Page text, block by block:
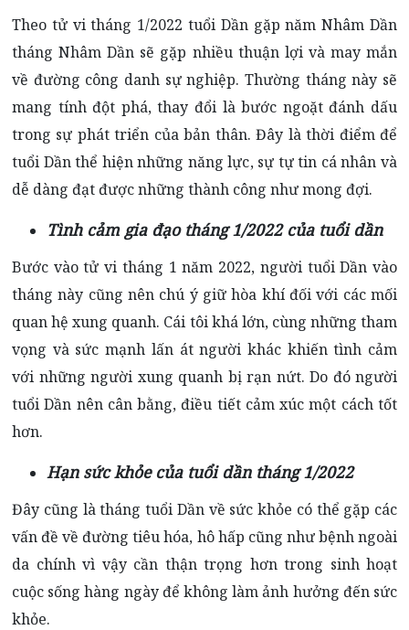
Theo tử vi tháng 1/2022 tuổi Dần gặp năm Nhâm Dần
tháng Nhâm Dần sẽ gặp nhiều thuận lợi và may mắn
về đường công danh sự nghiệp. Thường tháng này sẽ
mang tính đột phá, thay đổi là bước ngoặt đánh dấu
trong sự phát triển của bản thân. Đây là thời điểm để
tuổi Dần thể hiện những năng lực, sự tự tin cá nhân và
dễ dàng đạt được những thành công như mong đợi.
Tình cảm gia đạo tháng 1/2022 của tuổi dần
Bước vào tử vi tháng 1 năm 2022, người tuổi Dần vào
tháng này cũng nên chú ý giữ hòa khí đối với các mối
quan hệ xung quanh. Cái tôi khá lớn, cùng những tham
vọng và sức mạnh lấn át người khác khiến tình cảm
với những người xung quanh bị rạn nứt. Do đó người
tuổi Dần nên cân bằng, điều tiết cảm xúc một cách tốt
hơn.
Hạn sức khỏe của tuổi dần tháng 1/2022
Đây cũng là tháng tuổi Dần về sức khỏe có thể gặp các
vấn đề về đường tiêu hóa, hô hấp cũng như bệnh ngoài
da chính vì vậy cần thận trọng hơn trong sinh hoạt
cuộc sống hàng ngày để không làm ảnh hưởng đến sức
khỏe.